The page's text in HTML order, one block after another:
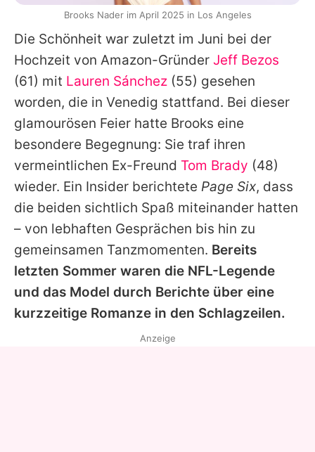
Die Schönheit war zuletzt im Juni bei der
Hochzeit von Amazon-Gründer Jeff Bezos
(61) mit Lauren Sánchez (55) gesehen
worden, die in Venedig stattfand. Bei dieser
glamourösen Feier hatte Brooks eine
besondere Begegnung: Sie traf ihren
vermeintlichen Ex-Freund Tom Brady (48)
wieder. Ein Insider berichtete Page Six, dass
die beiden sichtlich Spaß miteinander hatten
– von lebhaften Gesprächen bis hin zu
gemeinsamen Tanzmomenten. Bereits
letzten Sommer waren die NFL-Legende
und das Model durch Berichte über eine
kurzzeitige Romanze in den Schlagzeilen.
Brooks Nader im April 2025 in Los Angeles
Anzeige